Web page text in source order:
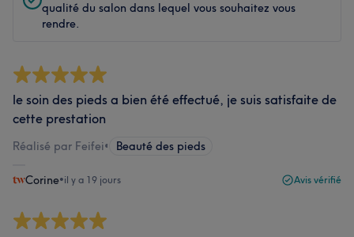
qualité du salon dans lequel vous souhaitez vous
rendre.
le soin des pieds a bien été effectué, je suis satisfaite de
cette prestation
Réalisé par Feifei• Beauté des pieds
Corine•il y a 19 jours Avis vérifié